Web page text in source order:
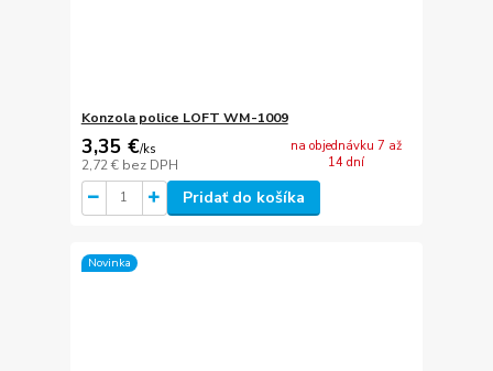
Konzola police LOFT WM-1009
3,35 €/ks
2,72 € bez DPH
na objednávku 7 až
14 dní
Pridať do košíka
Novinka